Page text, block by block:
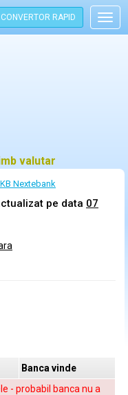
CONVERTOR RAPID
valutar
Nextebank
pe data 07
Banca vinde
- probabil banca nu a